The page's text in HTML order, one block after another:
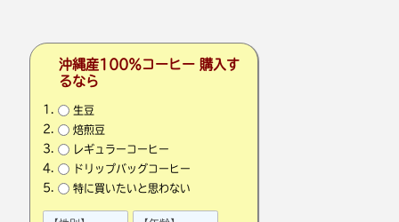
沖縄産100％コーヒー 購入す
るなら
生豆
焙煎豆
レギュラーコーヒー
ドリップバッグコーヒー
特に買いたいと思わない